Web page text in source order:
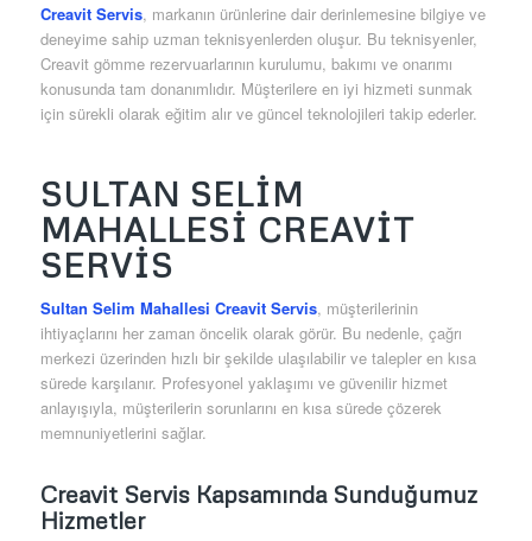
Creavit Servis, markanın ürünlerine dair derinlemesine bilgiye ve
deneyime sahip uzman teknisyenlerden oluşur. Bu teknisyenler,
Creavit gömme rezervuarlarının kurulumu, bakımı ve onarımı
konusunda tam donanımlıdır. Müşterilere en iyi hizmeti sunmak
için sürekli olarak eğitim alır ve güncel teknolojileri takip ederler.
SULTAN SELIM
MAHALLESI CREAVIT
SERVIS
Sultan Selim Mahallesi Creavit Servis, müşterilerinin
ihtiyaçlarını her zaman öncelik olarak görür. Bu nedenle, çağrı
merkezi üzerinden hızlı bir şekilde ulaşılabilir ve talepler en kısa
sürede karşılanır. Profesyonel yaklaşımı ve güvenilir hizmet
anlayışıyla, müşterilerin sorunlarını en kısa sürede çözerek
memnuniyetlerini sağlar.
Creavit Servis Kapsamında Sunduğumuz
Hizmetler